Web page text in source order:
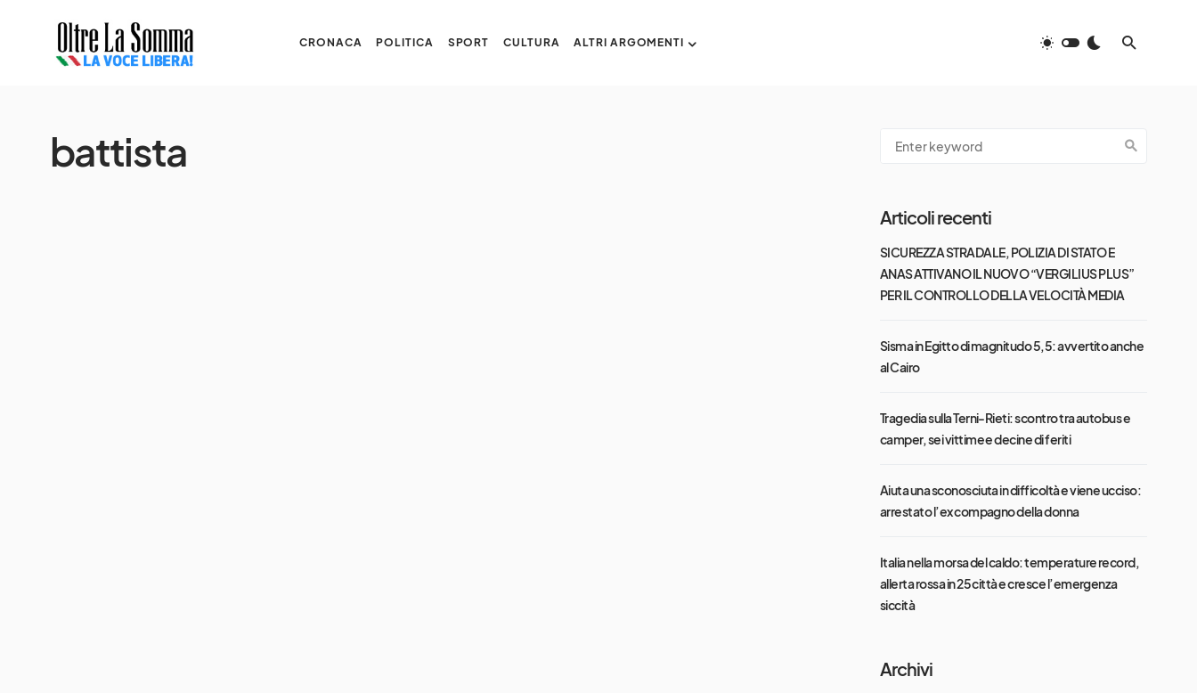
CRONACA POLITICA SPORT CULTURA ALTRI ARGOMENTI
battista
Articoli recenti
SICUREZZA STRADALE, POLIZIA DI STATO E
ANAS ATTIVANO IL NUOVO “VERGILIUS PLUS”
PER IL CONTROLLO DELLA VELOCITÀ MEDIA
Sisma in Egitto di magnitudo 5,5: avvertito anche
al Cairo
Tragedia sulla Terni-Rieti: scontro tra autobus e
camper, sei vittime e decine di feriti
Aiuta una sconosciuta in difficoltà e viene ucciso:
arrestato l’ex compagno della donna
Italia nella morsa del caldo: temperature record,
allerta rossa in 25 città e cresce l’emergenza
siccità
Archivi